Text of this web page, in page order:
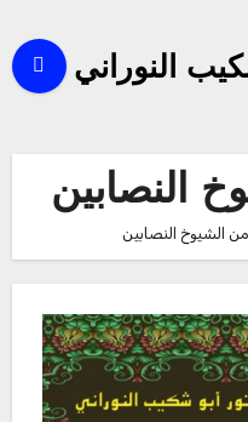
النوراني
النصابين
من الشيوخ النصابين